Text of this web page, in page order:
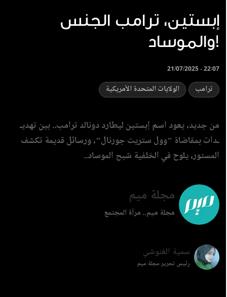
إبستين، ترامب الجنس
والموساد!
21/07/2025 - 22:07
ترامب الولايات المتحدة الأمريكية
‏من جديد، يعود اسم إبستين ليطارد دونالد ترامب.. بين تهديـ
ـدات بمقاضاة "وول ستريت جورنال"، ورسائل قديمة تكشف
المستور، يلوح في الخلفية شبح الموساد..
مجلة ميم
مجلة ميم.. مرآة المجتمع
سمية الغنوشي
رئيس تحرير مجلة ميم